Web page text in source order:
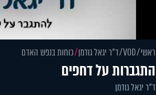
Video
ראשי VOD ד"ר יגאל גודמן כוחות בנפש האדם
התגברות על דחפים
ד"ר יגאל גודמן